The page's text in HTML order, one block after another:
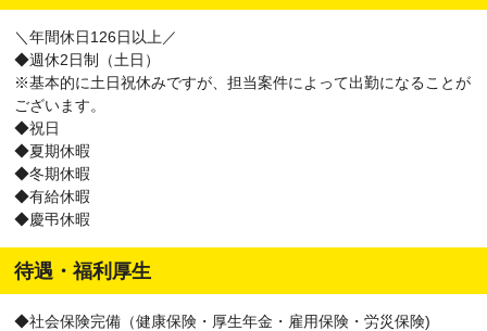
＼年間休日126日以上／
◆週休2日制（土日）
※基本的に土日祝休みですが、担当案件によって出勤になることが
ございます。
◆祝日
◆夏期休暇
◆冬期休暇
◆有給休暇
◆慶弔休暇
待遇・福利厚生
◆社会保険完備（健康保険・厚生年金・雇用保険・労災保険)